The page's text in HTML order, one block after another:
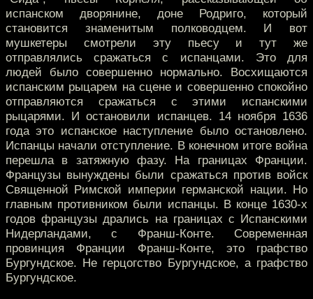
испанском дворянине, доне Родриго, который
становится знаменитым полководцем. И вот
мушкетеры смотрели эту пьесу и тут же
отправлялись сражаться с испанцами. Это для
людей было совершенно нормально. Восхищаются
испанским рыцарем на сцене и совершенно спокойно
отправляются сражаться с этими испанскими
рыцарями. И остановили испанцев. 14 ноября 1636
года это испанское наступление было остановлено.
Испанцы начали отступление. В конечном итоге война
перешла в затяжную фазу. На границах Франции.
Французы вынуждены были сражаться против войск
Священной Римской империи германской нации. Но
главным противником были испанцы. В конце 1630-х
годов французы дрались на границах с Испанскими
Нидерландами, с Франш-Конте. Современная
провинция Франции Франш-Конте, это графство
Бургундское. Не герцогство Бургундское, а графство
Бургундское.